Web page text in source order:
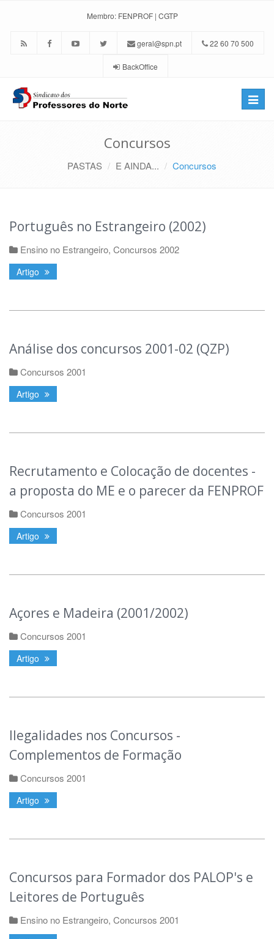
Membro: FENPROF | CGTP
geral@spn.pt 22 60 70 500
BackOffice
Toggle
Concursos
PASTAS E AINDA... Concursos
Português no Estrangeiro (2002)
Ensino no Estrangeiro, Concursos 2002
Artigo
Análise dos concursos 2001-02 (QZP)
Concursos 2001
Artigo
Recrutamento e Colocação de docentes -
a proposta do ME e o parecer da FENPROF
Concursos 2001
Artigo
Açores e Madeira (2001/2002)
Concursos 2001
Artigo
Ilegalidades nos Concursos -
Complementos de Formação
Concursos 2001
Artigo
Concursos para Formador dos PALOP's e
Leitores de Português
Ensino no Estrangeiro, Concursos 2001